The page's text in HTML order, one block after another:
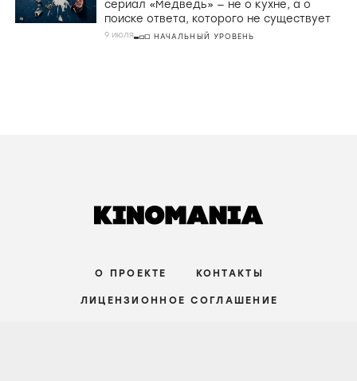
сериал «Медведь» — не о кухне, а о
поиске ответа, которого не существует
9 июля НАЧАЛЬНЫЙ УРОВЕНЬ
О ПРОЕКТЕ КОНТАКТЫ
ЛИЦЕНЗИОННОЕ СОГЛАШЕНИЕ